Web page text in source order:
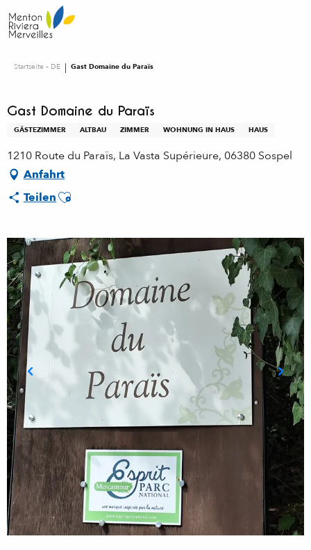
au
contenu
Startseite – DE Gast Domaine du Paraïs
Gast Domaine du Paraïs
GÄSTEZIMMER ALTBAU ZIMMER WOHNUNG IN HAUS HAUS
1210 Route du Paraïs, La Vasta Supérieure, 06380 Sospel
Anfahrt
TeilenAjouter aux favoris